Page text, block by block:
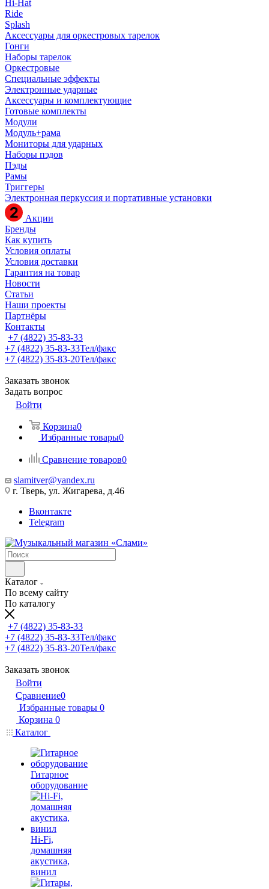
Hi-Hat
Ride
Splash
Аксессуары для оркестровых тарелок
Гонги
Наборы тарелок
Оркестровые
Специальные эффекты
Электронные ударные
Аксессуары и комплектующие
Готовые комплекты
Модули
Модуль+рама
Мониторы для ударных
Наборы пэдов
Пэды
Рамы
Триггеры
Электронная перкуссия и портативные установки
Акции
Бренды
Как купить
Условия оплаты
Условия доставки
Гарантия на товар
Новости
Статьи
Наши проекты
Партнёры
Контакты
+7 (4822) 35-83-33
+7 (4822) 35-83-33Тел/факс
+7 (4822) 35-83-20Тел/факс
Заказать звонок
Задать вопрос
Войти
Корзина0
Избранные товары0
Сравнение товаров0
slamitver@yandex.ru
г. Тверь, ул. Жигарева, д.46
Вконтакте
Telegram
Каталог
По всему сайту
По каталогу
+7 (4822) 35-83-33
+7 (4822) 35-83-33Тел/факс
+7 (4822) 35-83-20Тел/факс
Заказать звонок
Войти
Сравнение0
Избранные товары 0
Корзина 0
Каталог
Гитарное
оборудование
Hi-Fi,
домашняя
акустика,
винил